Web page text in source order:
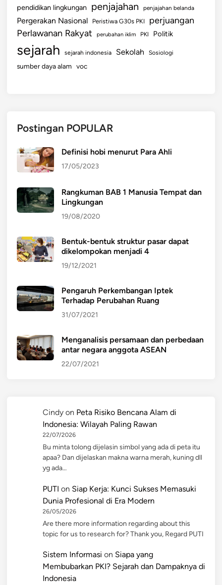
pendidikan lingkungan penjajahan penjajahan belanda
Pergerakan Nasional Peristiwa G30s PKI perjuangan
Perlawanan Rakyat perubahan iklim PKI Politik
sejarah sejarah indonesia Sekolah Sosiologi
sumber daya alam voc
Postingan POPULAR
Definisi hobi menurut Para Ahli
17/05/2023
Rangkuman BAB 1 Manusia Tempat dan
Lingkungan
19/08/2020
Bentuk-bentuk struktur pasar dapat
dikelompokan menjadi 4
19/12/2021
Pengaruh Perkembangan Iptek
Terhadap Perubahan Ruang
31/07/2021
Menganalisis persamaan dan perbedaan
antar negara anggota ASEAN
22/07/2021
Cindy on Peta Risiko Bencana Alam di
Indonesia: Wilayah Paling Rawan
22/07/2026
Bu minta tolong dijelasin simbol yang ada di peta itu
apaa? Dan dijelaskan makna warna merah, kuning dll
yg ada…
PUTI on Siap Kerja: Kunci Sukses Memasuki
Dunia Profesional di Era Modern
26/05/2026
Are there more information regarding about this
topic for us to research for? Thank you, Regard PUTI
Sistem Informasi on Siapa yang
Membubarkan PKI? Sejarah dan Dampaknya di
Indonesia